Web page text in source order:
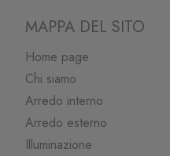
MAPPA DEL SITO
Home page
Chi siamo
Arredo interno
Arredo esterno
Illuminazione